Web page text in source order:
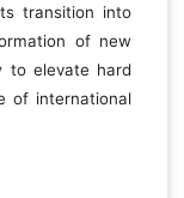
transition into
of new
to elevate hard
of international